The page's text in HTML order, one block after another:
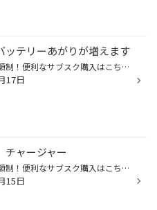
ッテリーあがりが増えます
安心の定額制！便利なサブスク購入はこちらをクリック タイヤ館ネットショッピング！お買い得商品はこちらをクリック Amazon購入はこちらをクリック こんにちは。 梅雨にも突入してもうすぐ夏が始まりますね。 夏場はエアコンの使用などでバッテリーあがりなどの バッテリーのトラブルが増加します...
17日
ャージャー
安心の定額制！便利なサブスク購入はこちらをクリック タイヤ館ネットショッピング！お買い得商品はこちらをクリック Amazon購入はこちらをクリック ダッヂ チャージャーのタイヤ交換とアライメント！ 付いていたタイヤは6年使ってバッキバキ… タイヤはデューラーH/L850が付いていました。 このサイ...
15日